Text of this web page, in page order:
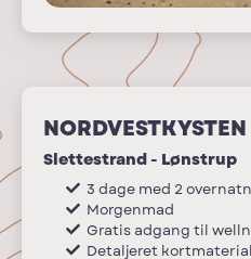
NORDVESTKYSTEN
Slettestrand - Lønstrup
3 dage med 2
Morgenmad
Gratis adgang til
Detaljeret